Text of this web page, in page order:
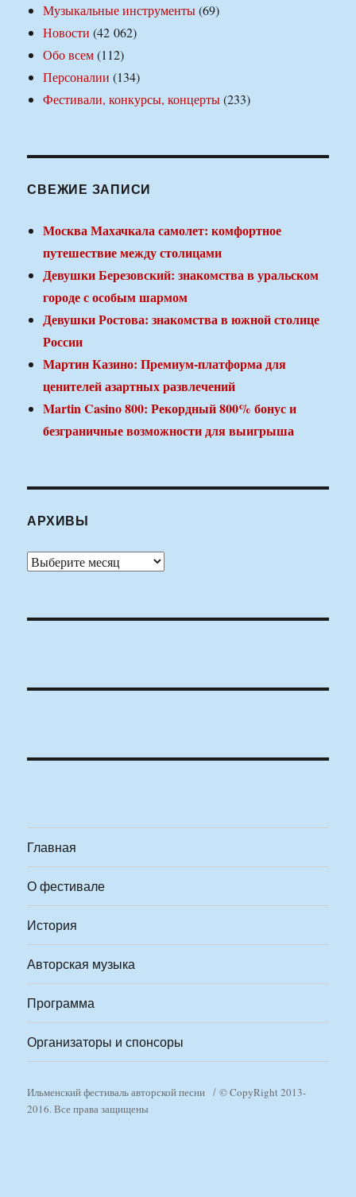
Музыкальные инструменты(69)
Новости (42 062)
Обо всем(112)
Персоналии (134)
Фестивали, конкурсы, концерты(233)
СВЕЖИЕ ЗАПИСИ
Москва Махачкала самолет: комфортное
путешествие между столицами
Девушки Березовский: знакомства в уральском
городе с особым шармом
Девушки Ростова: знакомства в южной столице
России
Мартин Казино: Премиум-платформа для
ценителей азартных развлечений
Martin Casino 800: Рекордный 800% бонус и
безграничные возможности для выигрыша
АРХИВЫ
Архивы
Главная
О фестивале
История
Авторская музыка
Программа
Организаторы и спонсоры
Ильменский фестиваль авторской песни
© CopyRight 2013-
2016. Все права защищены